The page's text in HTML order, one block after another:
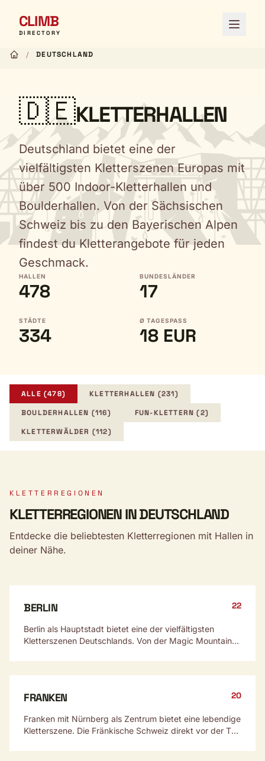
CLIMB
DIRECTORY Menü
/ DEUTSCHLAND
🇩🇪KLETTERHALLEN
Deutschland bietet eine der
vielfältigsten Kletterszenen Europas mit
über 500 Indoor-Kletterhallen und
Boulderhallen. Von der Sächsischen
Schweiz bis zu den Bayerischen Alpen
findest du Kletterangebote für jeden
Geschmack.
HALLEN
478
BUNDESLÄNDER
17
STÄDTE
334
Ø TAGESPASS
18 EUR
ALLE (478)
KLETTERHALLEN (231)
BOULDERHALLEN (116)
FUN-KLETTERN (2)
KLETTERWÄLDER (112)
KLETTERREGIONEN
KLETTERREGIONEN IN DEUTSCHLAND
Entdecke die beliebtesten Kletterregionen mit Hallen in
deiner Nähe.
BERLIN 22
Berlin als Hauptstadt bietet eine der vielfältigsten
Kletterszenen Deutschlands. Von der Magic Mountain
etwas.
FRANKEN 20
Franken mit Nürnberg als Zentrum bietet eine lebendige
Kletterszene. Die Fränkische Schweiz direkt vor der Tür